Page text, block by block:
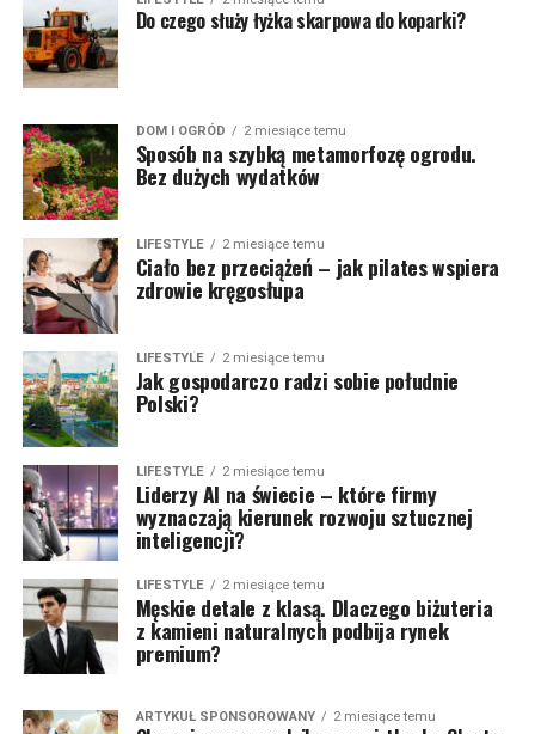
Do czego służy łyżka skarpowa do koparki?
DOM I OGRÓD 2 miesiące temu
Sposób na szybką metamorfozę ogrodu.
Bez dużych wydatków
LIFESTYLE 2 miesiące temu
Ciało bez przeciążeń – jak pilates wspiera
zdrowie kręgosłupa
LIFESTYLE 2 miesiące temu
Jak gospodarczo radzi sobie południe
Polski?
LIFESTYLE 2 miesiące temu
Liderzy AI na świecie – które firmy
wyznaczają kierunek rozwoju sztucznej
inteligencji?
LIFESTYLE 2 miesiące temu
Męskie detale z klasą. Dlaczego biżuteria
z kamieni naturalnych podbija rynek
premium?
ARTYKUŁ SPONSOROWANY 2 miesiące temu